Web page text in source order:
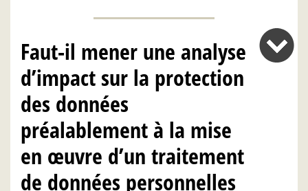
Faut-il mener une analyse
d’impact sur la protection
des données
préalablement à la mise
en œuvre d’un traitement
de données personnelles